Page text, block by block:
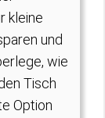
kleine
und
wie
Tisch
Option